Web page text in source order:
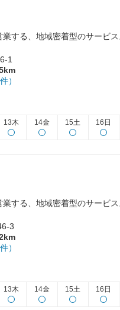
する、地域密着型のサービ
1
）
13木 14金 15土 16日
する、地域密着型のサービ
3
）
13木 14金 15土 16日